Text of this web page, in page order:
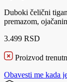
Duboki čelični
premazom,
3.499 RSD
Proizvod
Obavesti me kada